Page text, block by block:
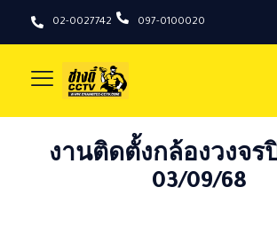
02-0027742 097-0100020
งานติดตั้งกล้องวงจร
03/09/68